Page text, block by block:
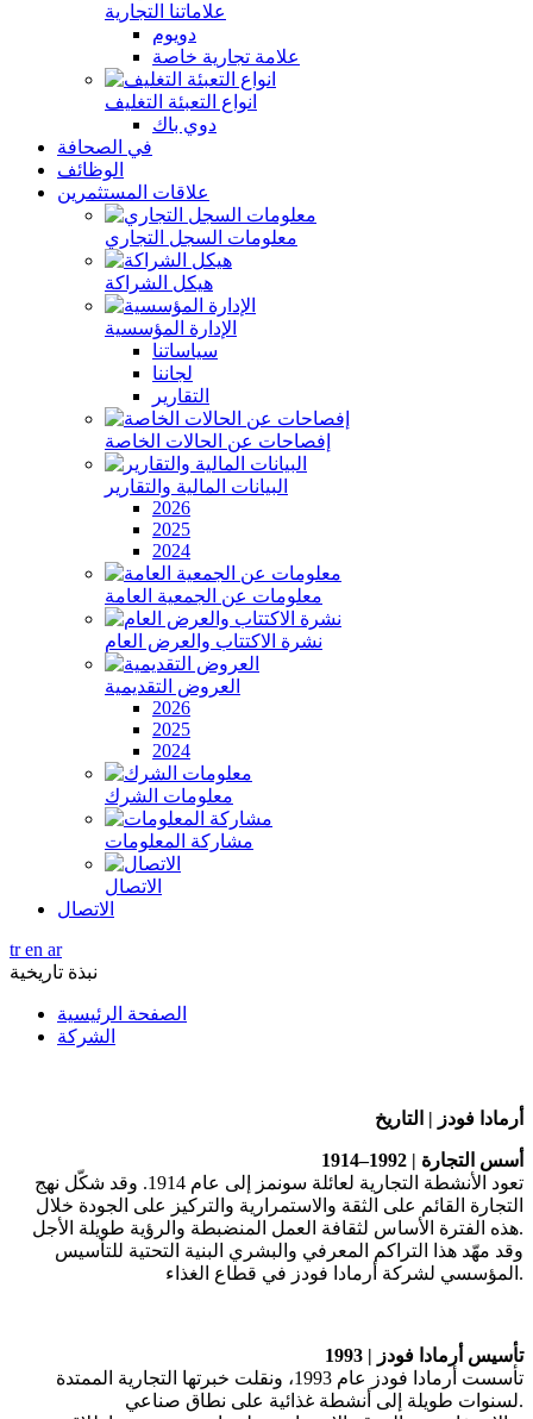
علاماتنا التجارية
دويوم
علامة تجارية خاصة
انواع التعبئة التغليف
دوي باك
في الصحافة
الوظائف
علاقات المستثمرين
معلومات السجل التجاري
هيكل الشراكة
الإدارة المؤسسية
سياساتنا
لجاننا
التقارير
إفصاحات عن الحالات الخاصة
البيانات المالية والتقارير
2026
2025
2024
معلومات عن الجمعية العامة
نشرة الاكتتاب والعرض العام
العروض التقديمية
2026
2025
2024
معلومات الشرك
مشاركة المعلومات
الاتصال
الاتصال
tren ar
نبذة تاريخية
الصفحة الرئيسية
الشركة
أرمادا فودز | التاريخ
1914–1992 | أسس التجارة
تعود الأنشطة التجارية لعائلة سونمز إلى عام وقد شكّل نهج
التجارة القائم على الثقة والاستمرارية والتركيز على الجودة خلال
هذه الفترة الأساس لثقافة العمل المنضبطة والرؤية طويلة الأجل
.
وقد مهّد هذا التراكم المعرفي والبشري البنية التحتية للتأسيس
المؤسسي لشركة أرمادا فودز في قطاع الغذاء .
1993 | تأسيس أرمادا فودز
تأسست أرمادا فودز عام ، ونقلت خبرتها التجارية الممتدة
لسنوات طويلة إلى أنشطة غذائية على نطاق صناعي
.